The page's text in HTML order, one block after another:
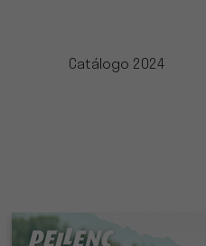
Catálogo 2024